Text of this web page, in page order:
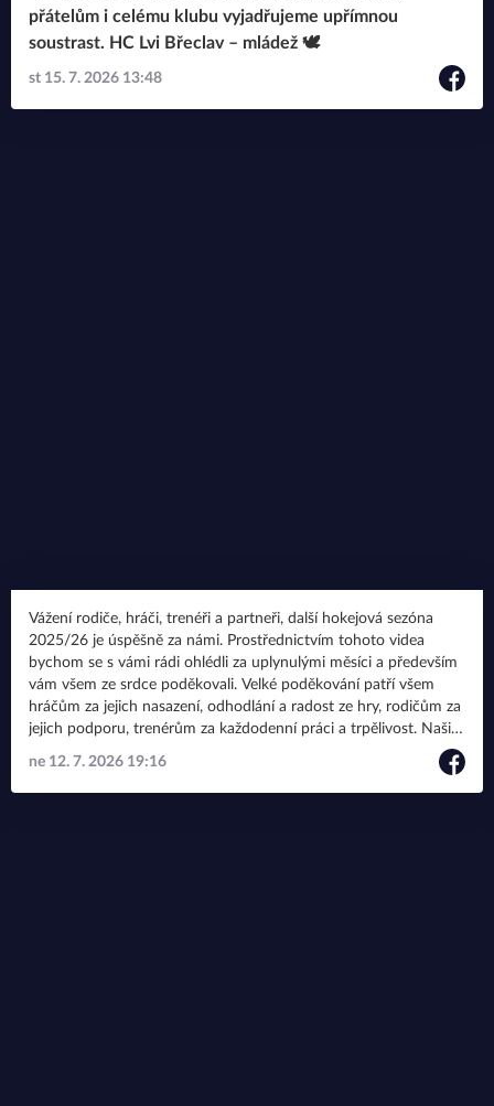
přátelům i celému klubu vyjadřujeme upřímnou
soustrast. HC Lvi Břeclav – mládež 🕊️
st 15. 7. 2026 13:48
Vážení rodiče, hráči, trenéři a partneři, další hokejová sezóna
2025/26 je úspěšně za námi. Prostřednictvím tohoto videa
bychom se s vámi rádi ohlédli za uplynulými měsíci a především
vám všem ze srdce poděkovali. Velké poděkování patří všem
hráčům za jejich nasazení, odhodlání a radost ze hry, rodičům za
jejich podporu, trenérům za každodenní práci a trpělivost. Našim
vytváření skvělých podmínek pro fungování a rozvoj našeho
ne 12. 7. 2026 19:16